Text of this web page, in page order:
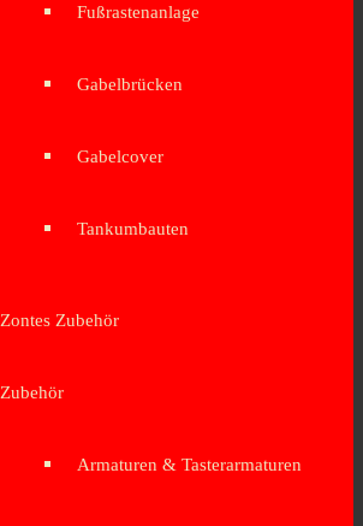
Fußrastenanlage
Gabelbrücken
Gabelcover
Tankumbauten
Zontes Zubehör
Zubehör
Armaturen & Tasterarmaturen